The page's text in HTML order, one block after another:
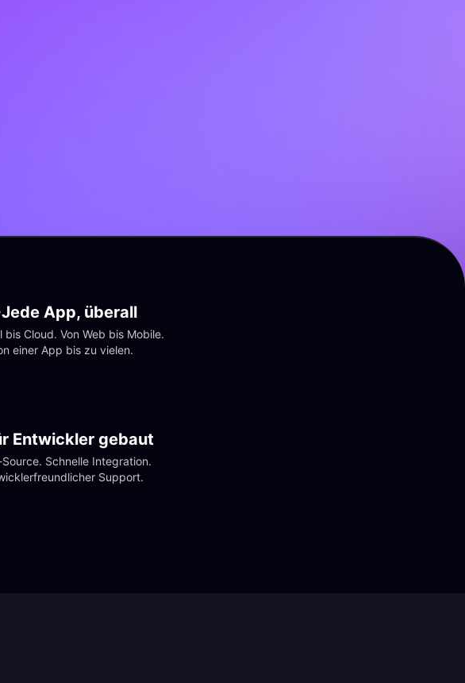
Jede App, überall
bis Cloud. Von Web bis Mobile.
einer App bis zu vielen.
Entwickler gebaut
Schnelle Integration.
Support.